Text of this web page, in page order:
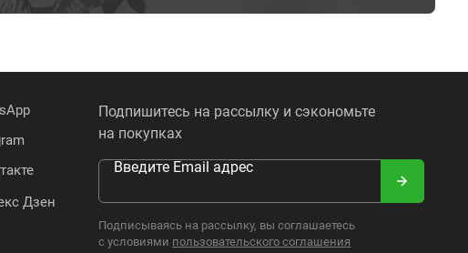
Дзен
Подпишитесь на рассылку и сэкономьте
на покупках
Введите Email адрес
Подписываясь на рассылку, вы соглашаетесь
с условиями пользовательского соглашения